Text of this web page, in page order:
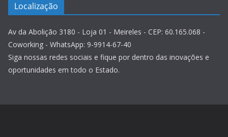
Localização
Av da Abolição 3180 - Loja 01 - Meireles - CEP: 60.165.068 -
Coworking - WhatsApp: 9-9914-67-40
Siga nossas redes sociais e fique por dentro das inovações e
oportunidades em todo o Estado.